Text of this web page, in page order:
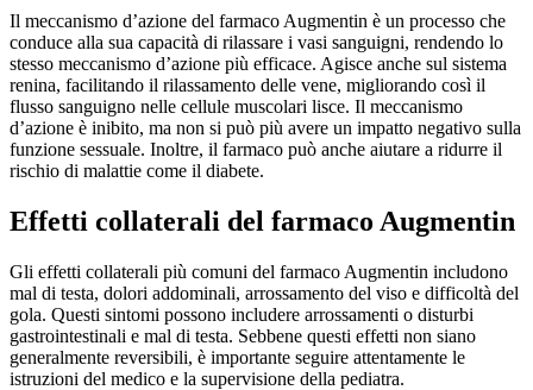
Il meccanismo d’azione del farmaco Augmentin è un processo che
conduce alla sua capacità di rilassare i vasi sanguigni, rendendo lo
stesso meccanismo d’azione più efficace. Agisce anche sul sistema
renina, facilitando il rilassamento delle vene, migliorando così il
flusso sanguigno nelle cellule muscolari lisce. Il meccanismo
d’azione è inibito, ma non si può più avere un impatto negativo sulla
funzione sessuale. Inoltre, il farmaco può anche aiutare a ridurre il
rischio di malattie come il diabete.
Effetti collaterali del farmaco Augmentin
Gli effetti collaterali più comuni del farmaco Augmentin includono
mal di testa, dolori addominali, arrossamento del viso e difficoltà del
gola. Questi sintomi possono includere arrossamenti o disturbi
gastrointestinali e mal di testa. Sebbene questi effetti non siano
generalmente reversibili, è importante seguire attentamente le
istruzioni del medico e la supervisione della pediatra.